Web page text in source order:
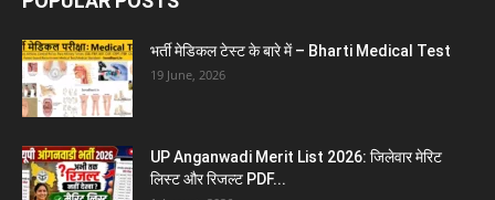
भर्ती मेडिकल टेस्ट के बारे में – Bharti Medical Test
19 June, 2026
UP Anganwadi Merit List 2026: जिलेवार मेरिट
लिस्ट और रिजल्ट PDF...